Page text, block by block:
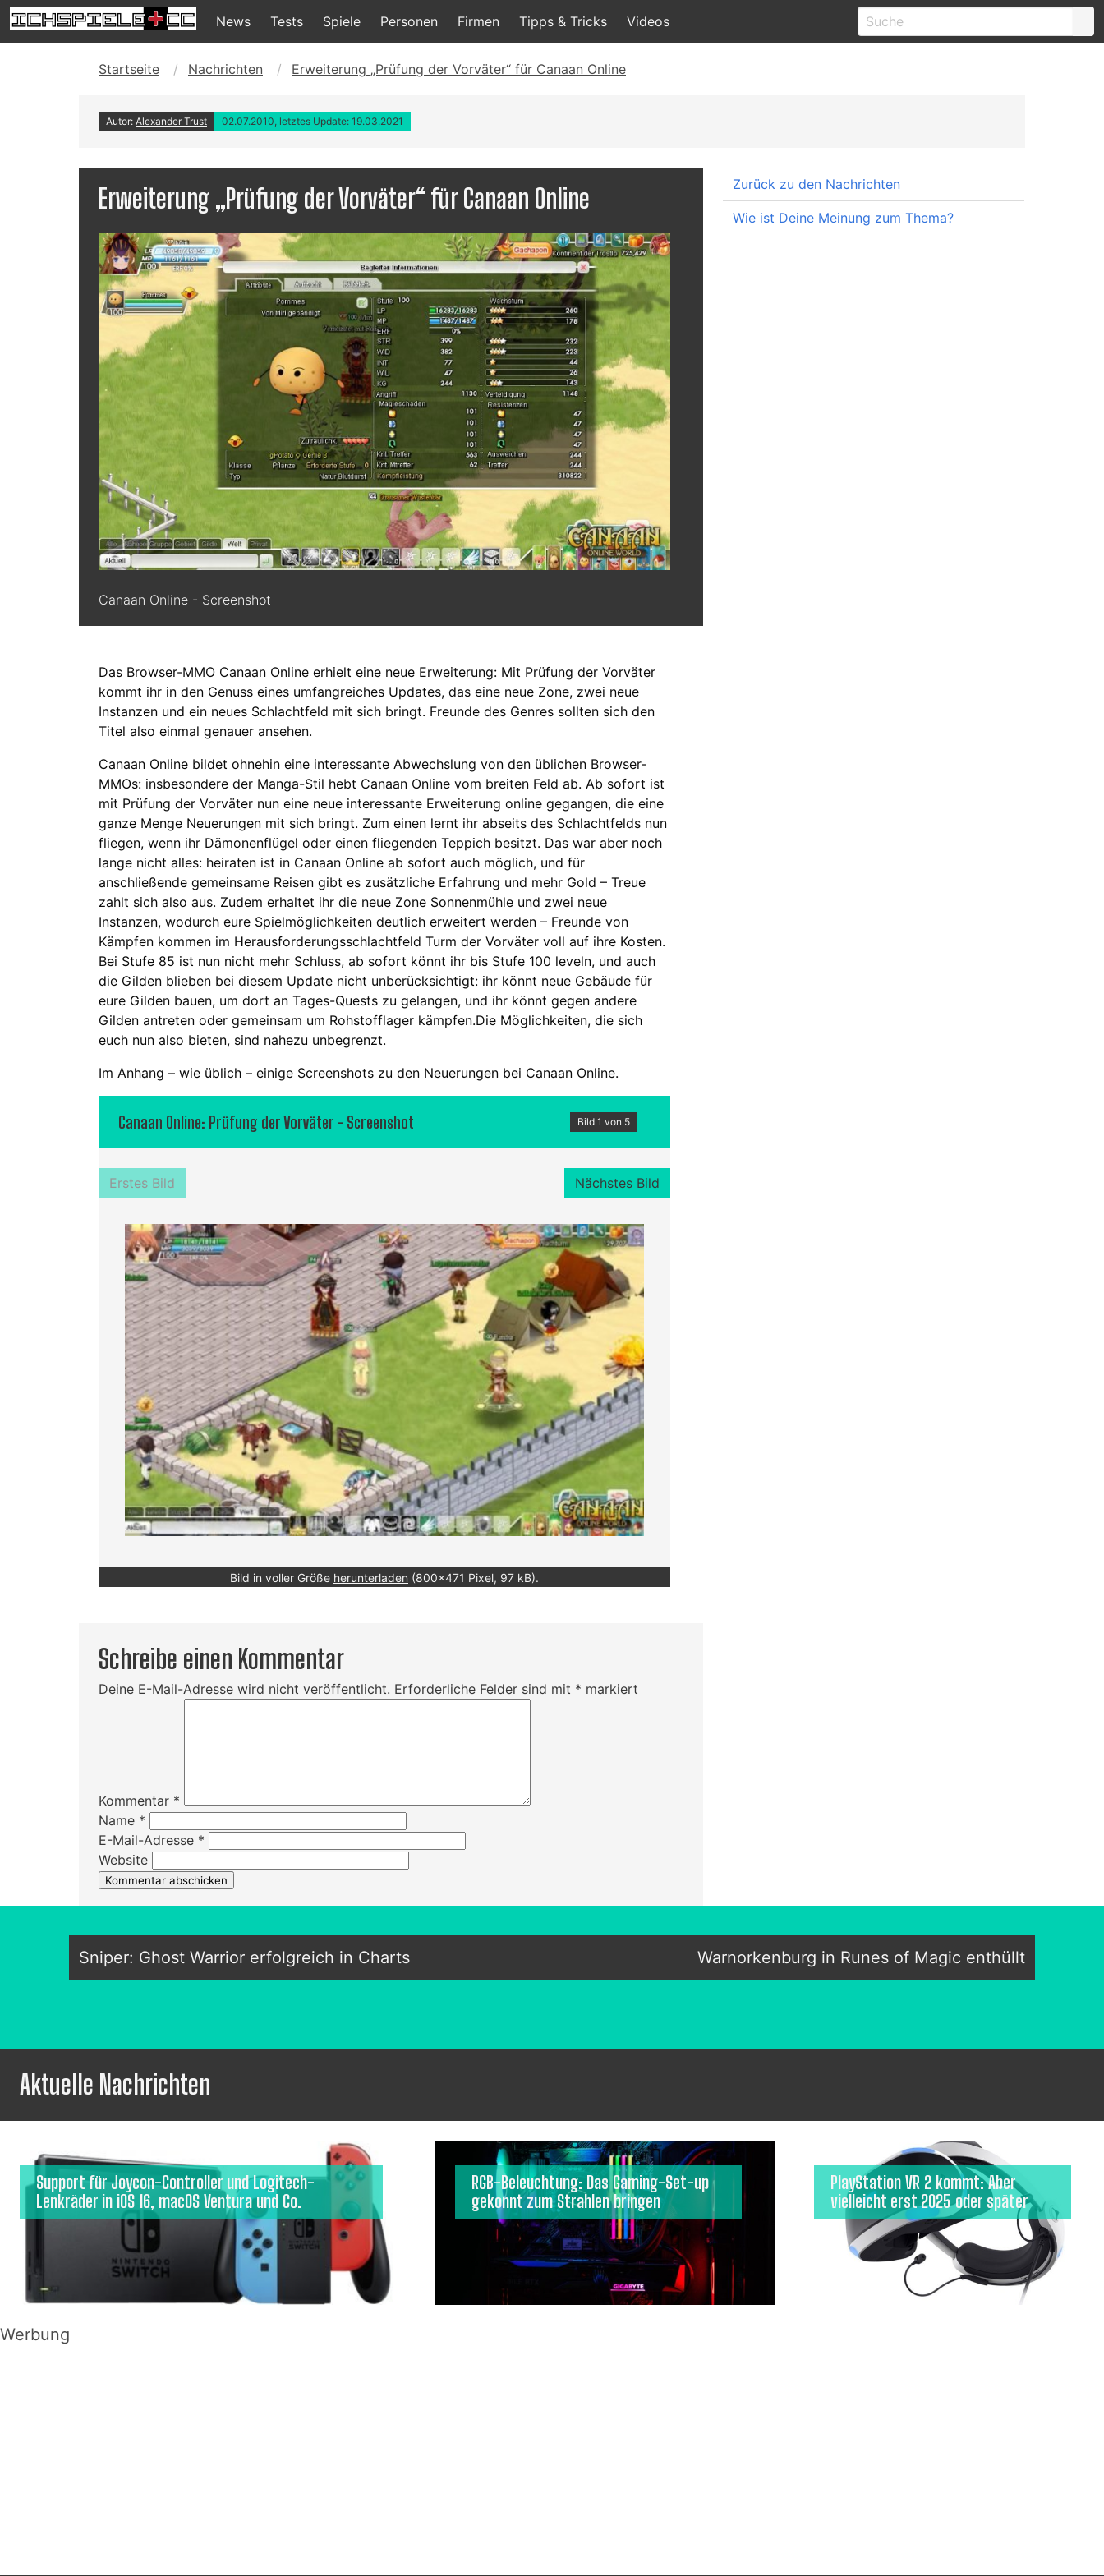
News Tests Spiele Personen Firmen Tipps & Tricks Videos
Startseite Nachrichten Erweiterung „Prüfung der Vorväter“ für Canaan Online
Autor: Alexander Trust 02.07.2010, letztes Update: 19.03.2021
Erweiterung „Prüfung der Vorväter“ für Canaan Online
Canaan Online - Screenshot
Das Browser-MMO Canaan Online erhielt eine neue Erweiterung: Mit Prüfung der Vorväter
kommt ihr in den Genuss eines umfangreiches Updates, das eine neue Zone, zwei neue
Instanzen und ein neues Schlachtfeld mit sich bringt. Freunde des Genres sollten sich den
Titel also einmal genauer ansehen.
Canaan Online bildet ohnehin eine interessante Abwechslung von den üblichen Browser-
MMOs: insbesondere der Manga-Stil hebt Canaan Online vom breiten Feld ab. Ab sofort ist
mit Prüfung der Vorväter nun eine neue interessante Erweiterung online gegangen, die eine
ganze Menge Neuerungen mit sich bringt. Zum einen lernt ihr abseits des Schlachtfelds nun
fliegen, wenn ihr Dämonenflügel oder einen fliegenden Teppich besitzt. Das war aber noch
lange nicht alles: heiraten ist in Canaan Online ab sofort auch möglich, und für
anschließende gemeinsame Reisen gibt es zusätzliche Erfahrung und mehr Gold – Treue
zahlt sich also aus. Zudem erhaltet ihr die neue Zone Sonnenmühle und zwei neue
Instanzen, wodurch eure Spielmöglichkeiten deutlich erweitert werden – Freunde von
Kämpfen kommen im Herausforderungsschlachtfeld Turm der Vorväter voll auf ihre Kosten.
Bei Stufe 85 ist nun nicht mehr Schluss, ab sofort könnt ihr bis Stufe 100 leveln, und auch
die Gilden blieben bei diesem Update nicht unberücksichtigt: ihr könnt neue Gebäude für
eure Gilden bauen, um dort an Tages-Quests zu gelangen, und ihr könnt gegen andere
Gilden antreten oder gemeinsam um Rohstofflager kämpfen.Die Möglichkeiten, die sich
euch nun also bieten, sind nahezu unbegrenzt.
Im Anhang – wie üblich – einige Screenshots zu den Neuerungen bei Canaan Online.
Canaan Online: Prüfung der Vorväter - Screenshot Bild 1 von 5
Erstes Bild Nächstes Bild
Bild in voller Größe herunterladen (800x471 Pixel, 97 kB).
Schreibe einen Kommentar
Deine E-Mail-Adresse wird nicht veröffentlicht. Erforderliche Felder sind mit * markiert
Kommentar *
Name *
E-Mail-Adresse *
Website
Zurück zu den Nachrichten
Wie ist Deine Meinung zum Thema?
Sniper: Ghost Warrior erfolgreich in Charts Warnorkenburg in Runes of Magic enthüllt
Aktuelle Nachrichten
Support für Joycon-Controller und Logitech-
Lenkräder in iOS 16, macOS Ventura und Co.
RGB-Beleuchtung: Das Gaming-Set-up
gekonnt zum Strahlen bringen
PlayStation VR 2 kommt: Aber
vielleicht erst 2025 oder später
Werbung